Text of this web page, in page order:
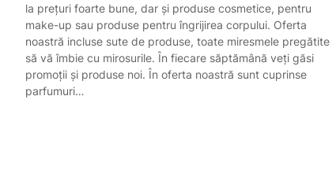
la prețuri foarte bune, dar și produse cosmetice, pentru
make-up sau produse pentru îngrijirea corpului. Oferta
noastră incluse sute de produse, toate miresmele pregătite
să vă îmbie cu mirosurile. În fiecare săptămână veți găsi
promoții și produse noi. În oferta noastră sunt cuprinse
parfumuri…